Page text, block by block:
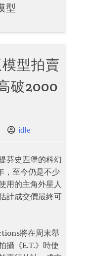
型
模型拍賣
破2000
idle
芬史匹堡的科幻
，至今仍是不少
用的主角外星人
計成交價最終可
將在周末舉
攝《E.T.》時使